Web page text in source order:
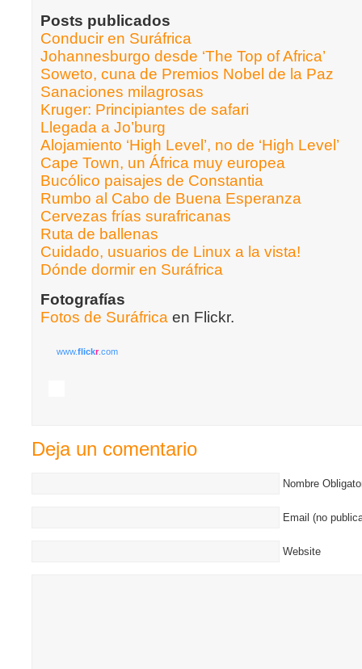
Posts publicados
Conducir en Suráfrica
Johannesburgo desde ‘The Top of Africa’
Soweto, cuna de Premios Nobel de la Paz
Sanaciones milagrosas
Kruger: Principiantes de safari
Llegada a Jo’burg
Alojamiento ‘High Level’, no de ‘High Level’
Cape Town, un África muy europea
Bucólico paisajes de Constantia
Rumbo al Cabo de Buena Esperanza
Cervezas frías surafricanas
Ruta de ballenas
Cuidado, usuarios de Linux a la vista!
Dónde dormir en Suráfrica
Fotografías
Fotos de Suráfrica en Flickr.
www.flickr.com
Deja un comentario
Nombre
Email (no
Website